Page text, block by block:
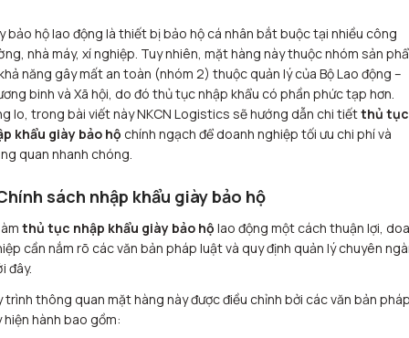
bảo hộ lao động là thiết bị bảo hộ cá nhân bắt buộc tại nhiều công
nhà máy, xí nghiệp. Tuy nhiên, mặt hàng này thuộc nhóm sản
năng gây mất an toàn (nhóm 2) thuộc quản lý của Bộ Lao động –
binh và Xã hội, do đó thủ tục nhập khẩu có phần phức tạp hơn.
lo, trong bài viết này NKCN Logistics sẽ hướng dẫn chi tiếtthủ tục
khẩu giày bảo hộ chính ngạch để doanh nghiệp tối ưu chi phí và
quan nhanh chóng.
sách nhập khẩu giày bảo hộ
thủ tục nhập khẩu giày bảo hộ lao động một cách thuận lợi,
cần nắm rõ các văn bản pháp luật và quy định quản lý chuyên
đây.
trình thông quan mặt hàng này được điều chỉnh bởi các văn bản
hiện hành bao gồm: